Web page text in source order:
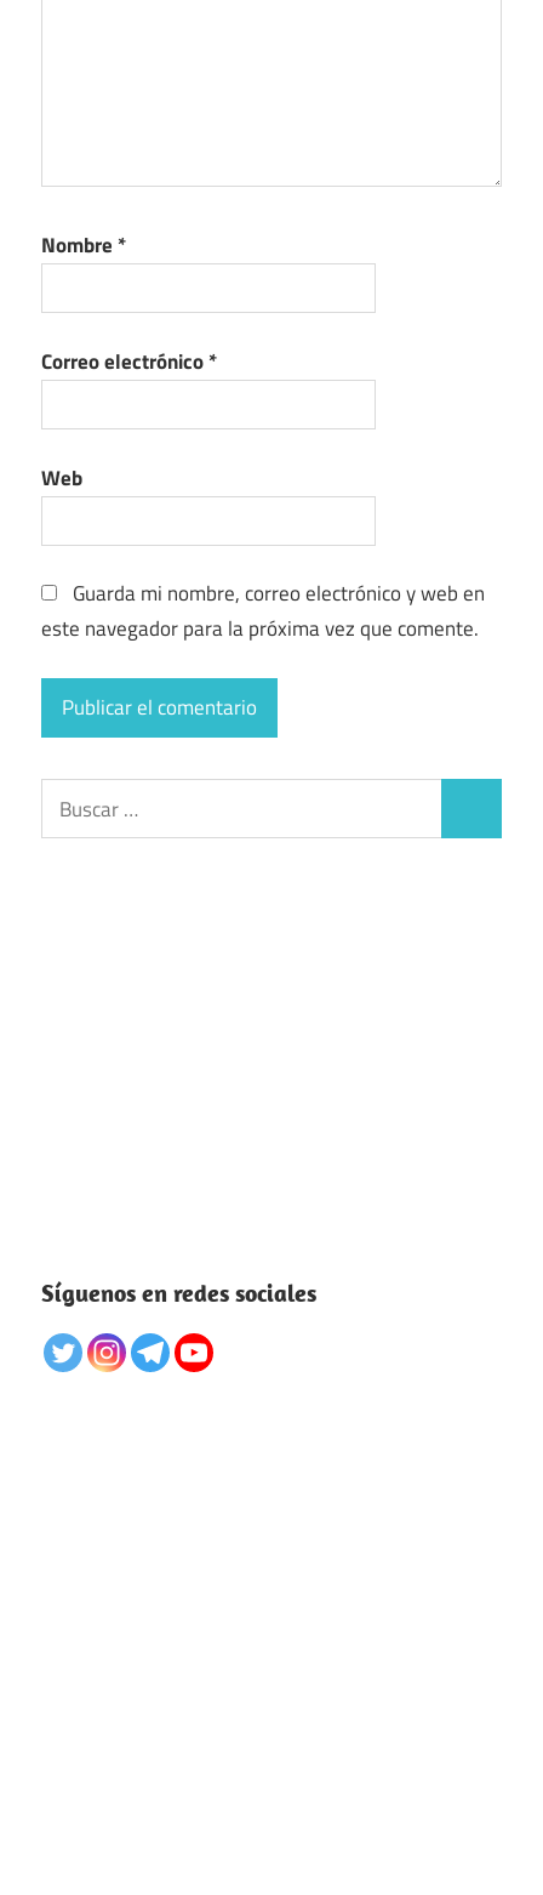
Nombre *
Correo electrónico*
Web
Guarda mi nombre, correo electrónico y web en
este navegador para la próxima vez que comente.
Buscar:
Síguenos en redes sociales